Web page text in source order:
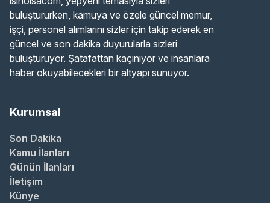
buluştururken, kamuya ve özele güncel memur,
işçi, personel alımlarını sizler için takip ederek en
güncel ve son dakika duyurularla sizleri
buluşturuyor. Şatafattan kaçınıyor ve insanlara
haber okuyabilecekleri bir altyapı sunuyor.
Kurumsal
Son Dakika
Kamu İlanları
Günün İlanları
İletişim
Künye